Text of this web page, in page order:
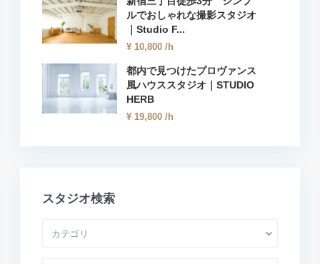
ルでおしゃれな撮影スタジオ
｜Studio F...
¥ 10,800 /h
都内で見つけたプロヴァンス
風ハウススタジオ｜STUDIO
HERB
¥ 19,800 /h
スタジオ検索
カテゴリ